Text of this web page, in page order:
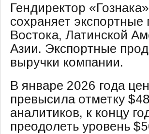
Гендиректор
сохраняет
Востока, Латинской
Азии. Экспортные
выручки компании.
В январе 2026 года
превысила отметку
аналитиков, к концу
преодолеть уровень